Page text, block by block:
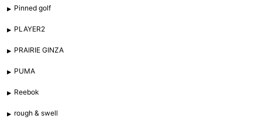
Pinned golf
PLAYER2
PRAIRIE GINZA
PUMA
Reebok
rough & swell